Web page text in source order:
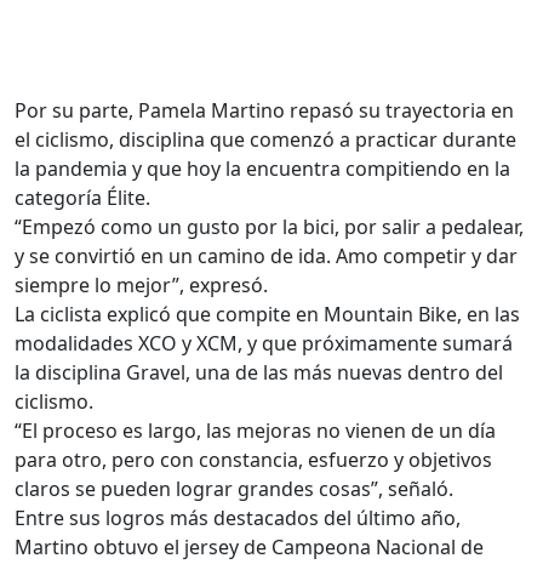
Por su parte, Pamela Martino repasó su trayectoria en
el ciclismo, disciplina que comenzó a practicar durante
la pandemia y que hoy la encuentra compitiendo en la
categoría Élite.
“Empezó como un gusto por la bici, por salir a pedalear,
y se convirtió en un camino de ida. Amo competir y dar
siempre lo mejor”, expresó.
La ciclista explicó que compite en Mountain Bike, en las
modalidades XCO y XCM, y que próximamente sumará
la disciplina Gravel, una de las más nuevas dentro del
ciclismo.
“El proceso es largo, las mejoras no vienen de un día
para otro, pero con constancia, esfuerzo y objetivos
claros se pueden lograr grandes cosas”, señaló.
Entre sus logros más destacados del último año,
Martino obtuvo el jersey de Campeona Nacional de